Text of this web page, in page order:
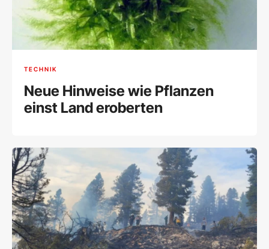
TECHNIK
Neue Hinweise wie Pflanzen
einst Land eroberten